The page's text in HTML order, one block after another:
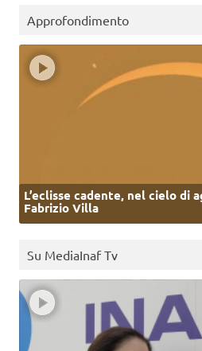
Approfondimento
L’eclisse cadente, nel cielo di
Fabrizio Villa
Su MediaInaf Tv